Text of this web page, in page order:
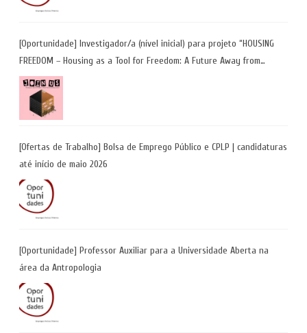
[Oportunidade] Investigador/a (nível inicial) para projeto “HOUSING
FREEDOM – Housing as a Tool for Freedom: A Future Away from
Incarceration” | até 8 de maio
[Ofertas de Trabalho] Bolsa de Emprego Público e CPLP | candidaturas
até início de maio 2026
[Oportunidade] Professor Auxiliar para a Universidade Aberta na
área da Antropologia